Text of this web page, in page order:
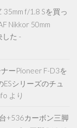
f/1.8 Sを買っ
Nikkor 50mm
た -
ーPioneer F-D3を
シリーズのチュ
より
+536カーボン三脚